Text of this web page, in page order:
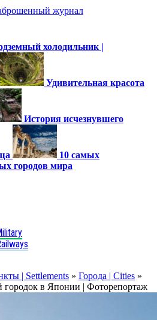
холодильник |
Удивительная красота
История исчезнувшего
10 самых
городов мира
| Settlements » Города | Cities »
в Японии | Фоторепортаж